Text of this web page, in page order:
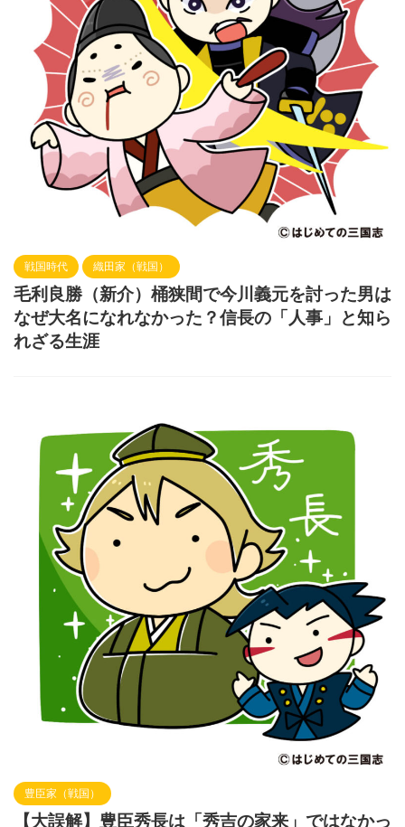
戦国時代 織田家（戦国）
毛利良勝（新介）桶狭間で今川義元を討った男は
なぜ大名になれなかった？信長の「人事」と知ら
れざる生涯
豊臣家（戦国）
【大誤解】豊臣秀長は「秀吉の家来」ではなかっ